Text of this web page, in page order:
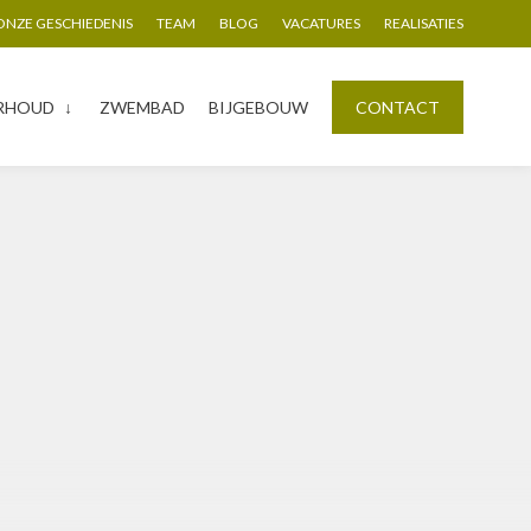
GESCHIEDENIS TEAM BLOG VACATURES REALISATIES
ZWEMBAD BIJGEBOUW CONTACT